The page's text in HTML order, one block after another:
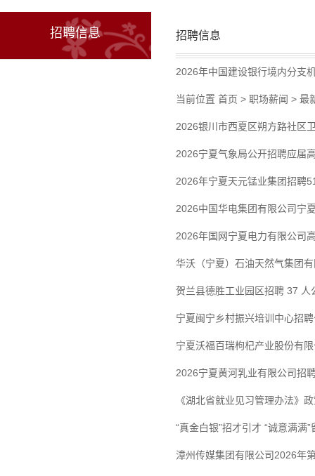
招聘信息 招聘信息
2026年中国建设银行境内分支
当前位置 首页 > 职场薪闻 >
2026银川市西夏区朔方路社区
2026宁夏气象局公开招聘应届
2026年宁夏天元锰业集团招聘
2026中国华电集团有限公司宁
2026年国网宁夏电力有限公司
华沃（宁夏）石油天然气集团
贺兰县德胜工业园区招聘 37 人
宁夏闽宁乡村振兴培训中心招
宁夏沃福百瑞枸杞产业股份有
2026宁夏黄河乳业有限公司招
《湖北省就业见习管理办法》
“真金白银”招才引才 “诚意满
漳州传媒集团有限公司2026年